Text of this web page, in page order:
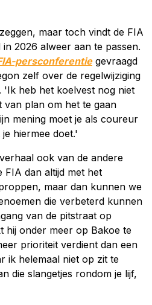
maar toch vindt de FIA
2026 alweer aan te passen.
persconferentiegevraagd
zelf over de regelwijziging
'Ik heb het koelvest nog niet
plan om het te gaan
mening moet je als coureur
hiermee doet.'
ook van de andere
dan altijd met het
maar dan kunnen we
die verbeterd kunnen
van de pitstraat op
hij onder meer op Bakoe te
prioriteit verdient dan een
ik helemaal niet op zit te
die slangetjes rondom je lijf,